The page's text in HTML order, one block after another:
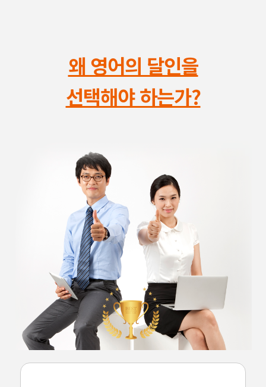
왜 영어의 달인을
선택해야 하는가?